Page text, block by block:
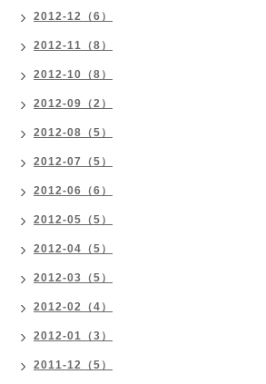
2012-12（6）
2012-11（8）
2012-10（8）
2012-09（2）
2012-08（5）
2012-07（5）
2012-06（6）
2012-05（5）
2012-04（5）
2012-03（5）
2012-02（4）
2012-01（3）
2011-12（5）